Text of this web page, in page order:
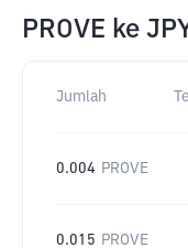
PROVE ke
Jumlah
0.004 PROVE
0.015 PROVE